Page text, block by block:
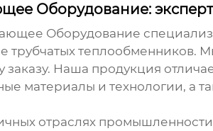
Оборудование:
Оборудование
трубчатых теплообменников.
Наша продукция
материалы и технологии, а
отраслях